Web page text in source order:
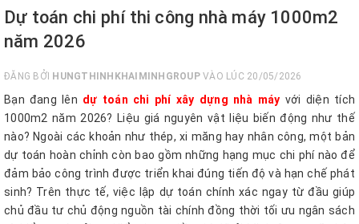
Dự toán chi phí thi công nhà máy 1000m2
năm 2026
ĐĂNG BỞI HUNGTHINHKHAIMINHGROUPVÀO LÚC 20/05/2026
Bạn đang lên dự toán chi phí xây dựng nhà máy với diện tích
1000m2 năm 2026? Liệu giá nguyên vật liệu biến động như thế
nào? Ngoài các khoản như thép, xi măng hay nhân công, một bản
dự toán hoàn chỉnh còn bao gồm những hạng mục chi phí nào để
đảm bảo công trình được triển khai đúng tiến độ và hạn chế phát
sinh? Trên thực tế, việc lập dự toán chính xác ngay từ đầu giúp
chủ đầu tư chủ động nguồn tài chính đồng thời tối ưu ngân sách